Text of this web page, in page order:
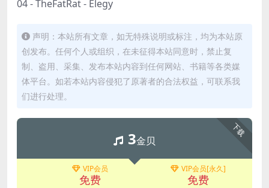
04 - TheFatRat - Elegy
声明：本站所有文章，如无特殊说明或标注，均为本站原
创发布。任何个人或组织，在未征得本站同意时，禁止复
制、盗用、采集、发布本站内容到任何网站、书籍等各类媒
体平台。如若本站内容侵犯了原著者的合法权益，可联系我
们进行处理。
下载
3金贝
VIP会员
免费
VIP会员[永久]
免费